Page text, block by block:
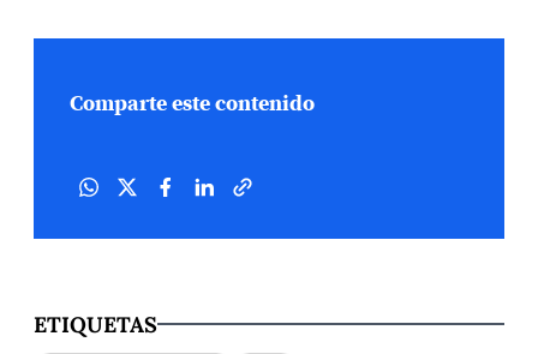
Comparte este contenido
ETIQUETAS